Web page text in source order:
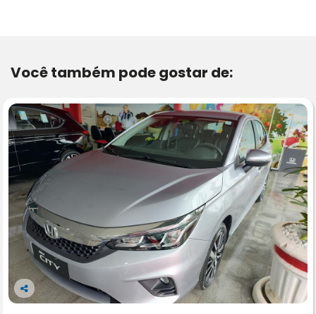
Você também pode gostar de:
Co